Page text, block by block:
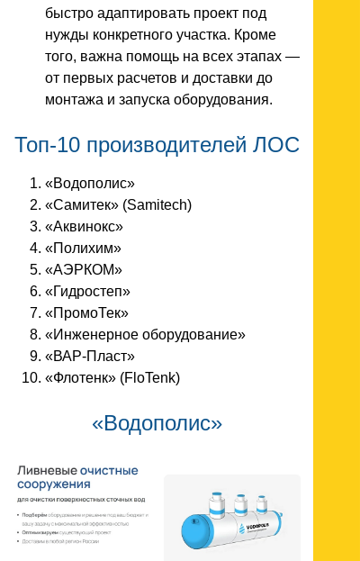
быстро адаптировать проект под
нужды конкретного участка. Кроме
того, важна помощь на всех этапах —
от первых расчетов и доставки до
монтажа и запуска оборудования.
Топ-10 производителей ЛОС
«Водополис»
«Самитек» (Samitech)
«Аквинокс»
«Полихим»
«АЭРКОМ»
«Гидростеп»
«ПромоТек»
«Инженерное оборудование»
«ВАР-Пласт»
«Флотенк» (FloTenk)
«Водополис»